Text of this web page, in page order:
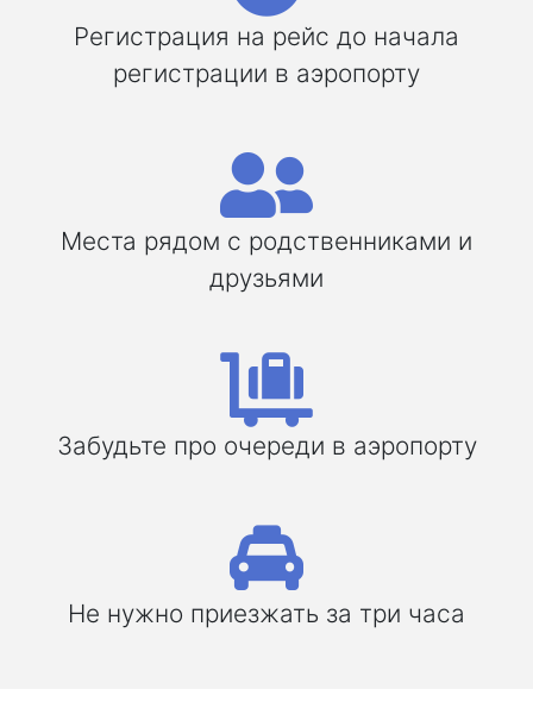
Регистрация на рейс до начала
регистрации в аэропорту
Места рядом с родственниками и
друзьями
Забудьте про очереди в аэропорту
Не нужно приезжать за три часа